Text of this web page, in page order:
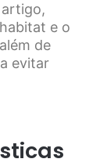
e o
de
evitar